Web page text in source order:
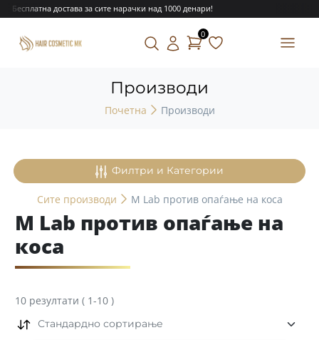
Бесплатна достава за сите нарачки над 1000 денари!
0
Производи
Почетна Производи
Филтри и Категории
Сите производи M Lab против опаѓање на коса
M Lab против опаѓање на
коса
10 резултати ( 1-10 )
Стандардно сортирање